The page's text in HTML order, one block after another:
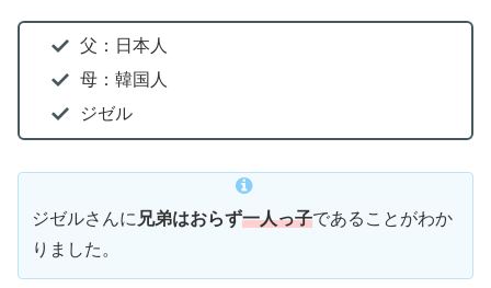
父：日本人
母：韓国人
ジゼル
ジゼルさんに 兄弟はおらず一人っ子であることがわか
りました。